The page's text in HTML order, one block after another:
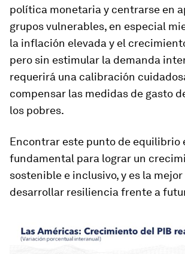
política monetaria y centrarse en
grupos vulnerables, en especial
la inflación elevada y el
pero sin estimular la demanda
requerirá una calibración
compensar las medidas de gasto
los pobres.
Encontrar este punto de equilibrio
fundamental para lograr un
sostenible e inclusivo, y es la
desarrollar resiliencia frente a